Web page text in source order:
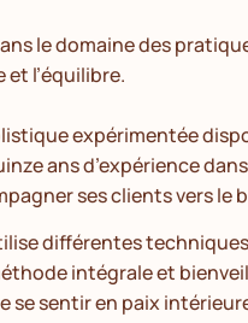
le domaine des
l’équilibre.
expérimentée
ans d’expérience
ses clients vers le
différentes
intégrale et
se sentir en paix